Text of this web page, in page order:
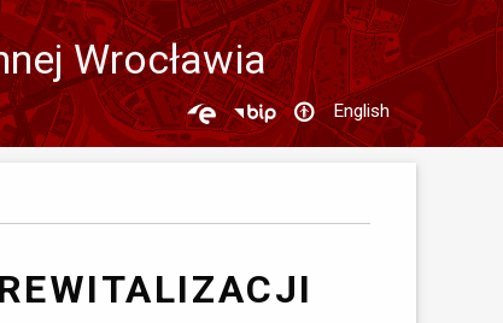
Wrocławia
English